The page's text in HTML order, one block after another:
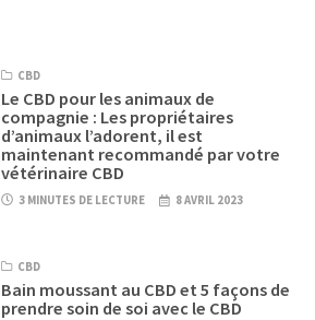
CBD
Le CBD pour les animaux de
compagnie : Les propriétaires
d’animaux l’adorent, il est
maintenant recommandé par votre
vétérinaire CBD
3 MINUTES DE LECTURE 8 AVRIL 2023
CBD
Bain moussant au CBD et 5 façons de
prendre soin de soi avec le CBD